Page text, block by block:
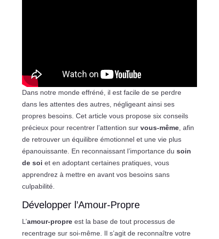
Dans notre monde effréné, il est facile de se perdre
dans les attentes des autres, négligeant ainsi ses
propres besoins. Cet article vous propose six conseils
précieux pour recentrer l’attention sur vous-même, afin
de retrouver un équilibre émotionnel et une vie plus
épanouissante. En reconnaissant l’importance du soin
de soi et en adoptant certaines pratiques, vous
apprendrez à mettre en avant vos besoins sans
culpabilité.
Développer l’Amour-Propre
L’amour-propreest la base de tout processus de
recentrage sur soi-même. Il s’agit de reconnaître votre